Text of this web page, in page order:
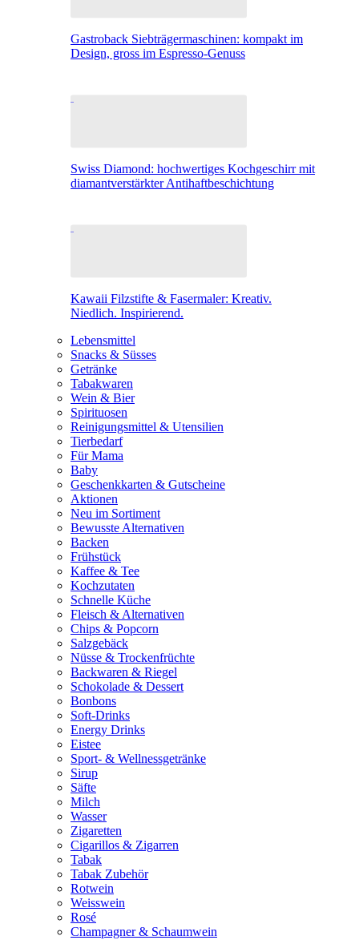
Gastroback Siebträgermaschinen: kompakt im
Design, gross im Espresso-Genuss
Swiss Diamond: hochwertiges Kochgeschirr mit
diamantverstärkter Antihaftbeschichtung
Kawaii Filzstifte & Fasermaler: Kreativ.
Niedlich. Inspirierend.
Lebensmittel
Snacks & Süsses
Getränke
Tabakwaren
Wein & Bier
Spirituosen
Reinigungsmittel & Utensilien
Tierbedarf
Für Mama
Baby
Geschenkkarten & Gutscheine
Aktionen
Neu im Sortiment
Bewusste Alternativen
Backen
Frühstück
Kaffee & Tee
Kochzutaten
Schnelle Küche
Fleisch & Alternativen
Chips & Popcorn
Salzgebäck
Nüsse & Trockenfrüchte
Backwaren & Riegel
Schokolade & Dessert
Bonbons
Soft-Drinks
Energy Drinks
Eistee
Sport- & Wellnessgetränke
Sirup
Säfte
Milch
Wasser
Zigaretten
Cigarillos & Zigarren
Tabak
Tabak Zubehör
Rotwein
Weisswein
Rosé
Champagner & Schaumwein